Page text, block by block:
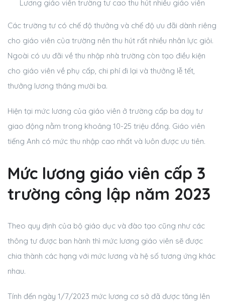
Lương giáo viên trường tư cao thu hút nhiều giáo viên
Các trường tư có chế độ thưởng và chế độ ưu đãi dành riêng
cho giáo viên của trường nên thu hút rất nhiều nhân lực giỏi.
Ngoài có ưu đãi về thu nhập nhà trường còn tạo điều kiện
cho giáo viên về phụ cấp, chi phí đi lại và thưởng lễ tết,
thưởng lương tháng mười ba.
Hiện tại mức lương của giáo viên ở trường cấp ba dạy tư
giao động nằm trong khoảng 10-25 triệu đồng. Giáo viên
tiếng Anh có mức thu nhập cao nhất và luôn được ưu tiên.
Mức lương giáo viên cấp 3
trường công lập năm 2023
Theo quy định của bộ giáo dục và đào tạo cũng như các
thông tư được ban hành thì mức lương giáo viên sẽ được
chia thành các hạng với mức lương và hệ số tương ứng khác
nhau.
Tính đến ngày 1/7/2023 mức lương cơ sở đã được tăng lên